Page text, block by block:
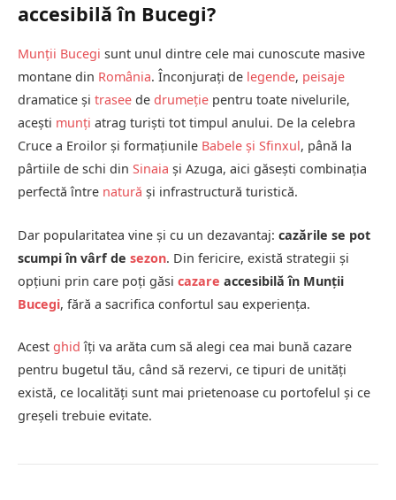
accesibilă în Bucegi?
Munții Bucegi sunt unul dintre cele mai cunoscute masive
montane din România. Înconjurați de legende, peisaje
dramatice și trasee de drumeție pentru toate nivelurile,
acești munți atrag turiști tot timpul anului. De la celebra
Cruce a Eroilor și formațiunile Babele și Sfinxul, până la
pârtiile de schi din Sinaia și Azuga, aici găsești combinația
perfectă între natură și infrastructură turistică.
Dar popularitatea vine și cu un dezavantaj: cazările se pot
scumpi în vârf de sezon. Din fericire, există strategii și
opțiuni prin care poți găsi cazare accesibilă în Munții
Bucegi, fără a sacrifica confortul sau experiența.
Acest ghid îți va arăta cum să alegi cea mai bună cazare
pentru bugetul tău, când să rezervi, ce tipuri de unități
există, ce localități sunt mai prietenoase cu portofelul și ce
greșeli trebuie evitate.